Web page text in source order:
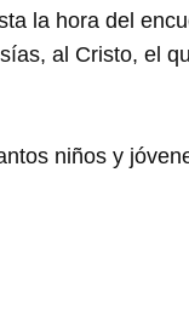
la hora del
al Cristo, el
niños y